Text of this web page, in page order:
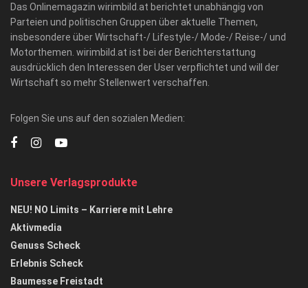
Das Onlinemagazin wirimbild.at berichtet unabhängig von
Parteien und politischen Gruppen über aktuelle Themen,
insbesondere über Wirtschaft-/ Lifestyle-/ Mode-/ Reise-/ und
Motorthemen. wirimbild.at ist bei der Berichterstattung
ausdrücklich den Interessen der User verpflichtet und will der
Wirtschaft so mehr Stellenwert verschaffen.
Folgen Sie uns auf den sozialen Medien:
Unsere Verlagsprodukte
NEU! NO Limits – Karriere mit Lehre
Aktivmedia
Genuss Scheck
Erlebnis Scheck
Baumesse Freistadt